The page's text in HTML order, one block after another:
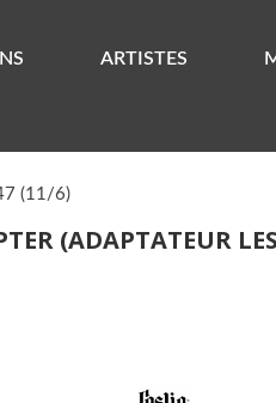
ARTISTES
(11/6)
(ADAPTATEUR